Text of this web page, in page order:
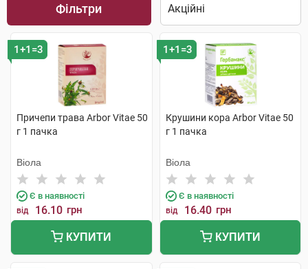
Фільтри
1+1=3
Причепи трава Arbor Vitae 50
г 1 пачка
Віола
Є в наявності
від 16.10 грн
КУПИТИ
1+1=3
Крушини кора Arbor Vitae 50
г 1 пачка
Віола
Є в наявності
від 16.40 грн
КУПИТИ